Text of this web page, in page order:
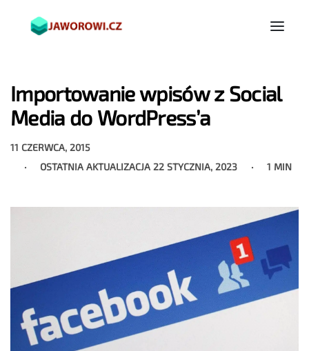
Importowanie wpisów z Social
Media do WordPress’a
11 CZERWCA, 2015
OSTATNIA AKTUALIZACJA 22 STYCZNIA, 2023 1 MIN